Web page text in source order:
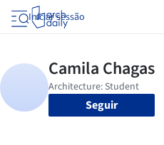
Iniciar sessão
Seguir